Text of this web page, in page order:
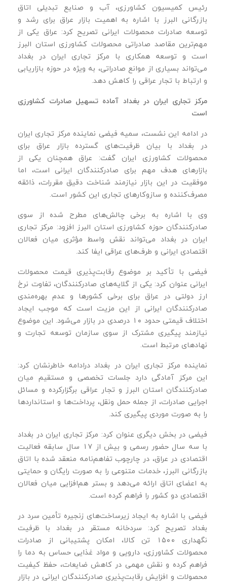
رئیس کمیسیون کشاورزی، آب و صنایع تبدیلی اتاق
بازرگانی البرز با اشاره به اهمیت بازار عراق برای رشد و
توسعه صادرات محصولات ایرانی تصریح کرد: عراق یکی از
مهم‌ترین مقاصد صادراتی محصولات کشاورزی استان البرز
است و توسعه همکاری با مرکز تجاری ایران در بغداد
می‌تواند بسیاری از موانع صادراتی، به ‌ویژه در حوزه بازاریابی
و ارتباط با تجار عراقی را کاهش دهد.
مرکز تجاری ایران در بغداد آماده تسهیل صادرات کشاورزی
است
در ادامه این نشست، سمیه فیضی نماینده مرکز تجاری ایران
در بغداد با بیان ظرفیت‌های گسترده بازار عراق برای
محصولات کشاورزی ایران گفت: عراق همچنان یکی از
بازارهای هدف مهم برای صادرکنندگان ایرانی است، اما
موفقیت در این بازار نیازمند شناخت دقیق مقررات، ذائقه
مصرف‌کننده و سازوکارهای تجاری این کشور است.
وی با اشاره به برخی چالش‌های مطرح ‌شده از سوی
صادرکنندگان حوزه کشاورزی استان البرز افزود: مرکز تجاری
ایران در بغداد می‌تواند نقش واسط مؤثری میان فعالان
اقتصادی ایرانی و طرف‌های عراقی ایفا کند.
فیضی با تأکید بر موضوع رقابت‌پذیری قیمت محصولات
ایرانی عنوان کرد: یکی از گلایه‌های صادرکنندگان، تفاوت نرخ
ارز دولتی در عراق برای برخی کشورها و عدم بهره‌مندی
صادرکنندگان ایرانی از این مزیت است که موجب ایجاد
اختلاف قیمتی حدود ۱۰ درصدی در بازار می‌شود. این موضوع
نیازمند پیگیری مشترک از سوی سازمان توسعه تجارت و
نهادهای مرتبط است.
نماینده مرکز تجاری ایران در بغداد درادامه خاطرنشان کرد:
این مرکز آمادگی دارد جلسات تخصصی و مستقیم میان
صادرکنندگان استان البرز و تجار عراقی برگزارکرده و مسائل
اجرایی صادرات، از جمله حمل ‌ونقل، پرداخت‌ها و استانداردها
را به ‌صورت موردی پیگیری کند.
فیضی در بخش دیگری عنوان کرد: مرکز تجاری ایران در بغداد
با سه سال حضور رسمی و بیش از ۱۷ سال سابقه فعالیت
اقتصادی در عراق، در چارچوب تفاهم‌نامه منعقد شده با اتاق
بازرگانی البرز، خدمات متنوعی را به‌ صورت رایگان و حمایتی
به اعضای اتاق ارائه می‌دهد و بستر هم‌افزایی میان فعالان
اقتصادی دو کشور را فراهم کرده است.
فیضی با اشاره به ایجاد زیرساخت‌های زنجیره تأمین سرد در
بغداد تصریح کرد: سردخانه مستقر در بغداد با ظرفیت
نگهداری ۱۵۰۰ تن کالا، امکان پشتیبانی از صادرات
محصولات کشاورزی، دارویی و مواد غذایی حساس به دما را
فراهم کرده و نقش مهمی در کاهش ضایعات، حفظ کیفیت
محصولات و افزایش رقابت‌پذیری صادرکنندگان ایرانی در بازار